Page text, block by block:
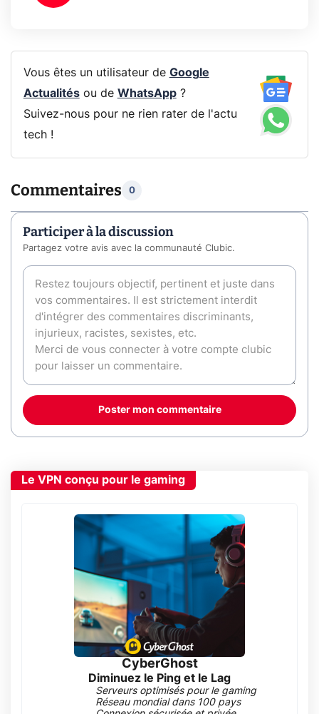
Vous êtes un utilisateur de Google
Actualitésou de WhatsApp?
Suivez-nous pour ne rien rater de l'actu
tech !
Commentaires 0
Participer à la discussion
Partagez votre avis avec la communauté Clubic.
Poster mon commentaire
Le VPN conçu pour le gaming
CyberGhost
Diminuez le Ping et le Lag
Serveurs optimisés pour le gaming
Réseau mondial dans 100 pays